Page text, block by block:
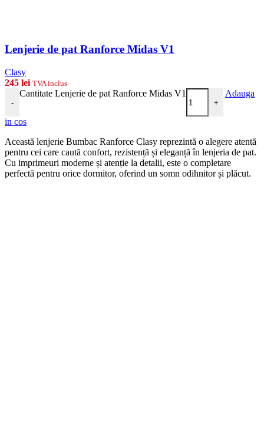
Lenjerie de pat Ranforce Midas V1
Clasy
245 lei TVA inclus
-
Cantitate Lenjerie de pat Ranforce Midas V1
+
Adauga
in cos
Această lenjerie Bumbac Ranforce Clasy reprezintă o alegere atentă
pentru cei care caută confort, rezistență și eleganță în lenjeria de pat.
Cu imprimeuri moderne și atenție la detalii, este o completare
perfectă pentru orice dormitor, oferind un somn odihnitor și plăcut.